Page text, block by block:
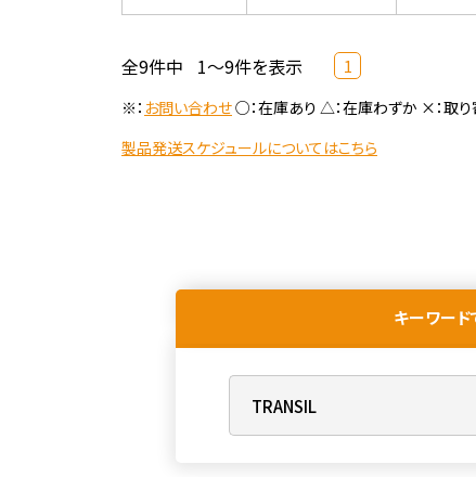
全9件中 1～9件を表示 1
※： お問い合わせ○：在庫あり △：在庫わずか ×：取り
製品発送スケジュールについてはこちら
キーワード